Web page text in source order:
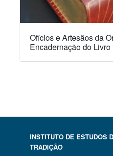
Ofícios e Artesãos da
Encadernação do Livro
INSTITUTO DE ESTUDOS
TRADIÇÃO